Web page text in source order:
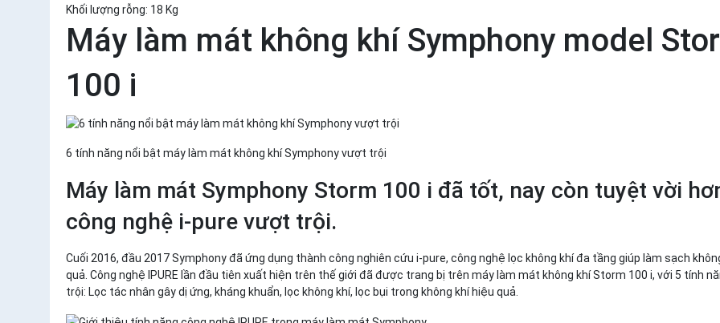
Khối lượng rỗng: 18 Kg
Máy làm mát không khí Symphony model
100 i
6 tính năng nổi bật máy làm mát không khí Symphony vượt trội
Máy làm mát Symphony Storm 100 i đã tốt, nay còn tuyệt vời
công nghệ i-pure vượt trội.
Cuối 2016, đầu 2017 Symphony đã ứng dụng thành công nghiên cứu i-pure, công nghệ lọc không khí đa tầng giúp làm sạch
quả. Công nghệ IPURE lần đầu tiên xuất hiện trên thế giới đã được trang bị trên máy làm mát không khí Storm 100 i, với 5 tính
trội: Lọc tác nhân gây dị ứng, kháng khuẩn, lọc không khí, lọc bụi trong không khí hiệu quả.